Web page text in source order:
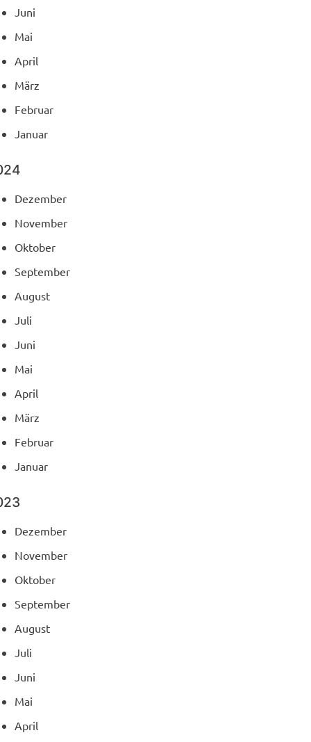
Juni
Mai
April
März
Februar
Januar
Dezember
November
Oktober
September
August
Juli
Juni
Mai
April
März
Februar
Januar
Dezember
November
Oktober
September
August
Juli
Juni
Mai
April